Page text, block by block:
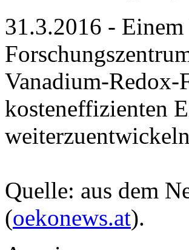
31.3.2016 -
Vanadium-
kosteneffizienten
Quelle: aus dem
(oekonews.at).